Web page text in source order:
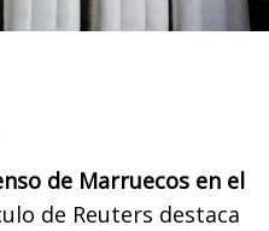
de Marruecos en el
de Reuters destaca